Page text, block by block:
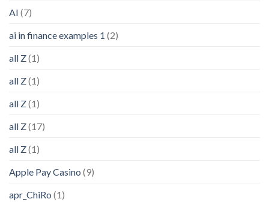
AI (7)
ai in finance examples 1 (2)
all Z(1)
all Z(1)
all Z(1)
all Z(17)
all Z(1)
Apple Pay Casino (9)
apr_ChiRo (1)